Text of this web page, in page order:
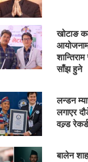
खोटाङ
साँझ हुने
लन्डन
लगाएर
वल्र्ड
बालेन